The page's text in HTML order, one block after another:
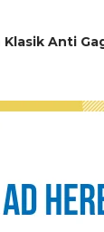
Anti